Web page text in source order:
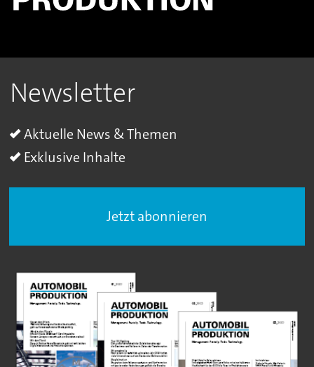
Newsletter
Aktuelle News & Themen
Exklusive Inhalte
Jetzt abonnieren